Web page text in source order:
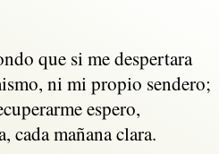
que si me despertara
ni mi propio sendero;
espero,
cada mañana clara.